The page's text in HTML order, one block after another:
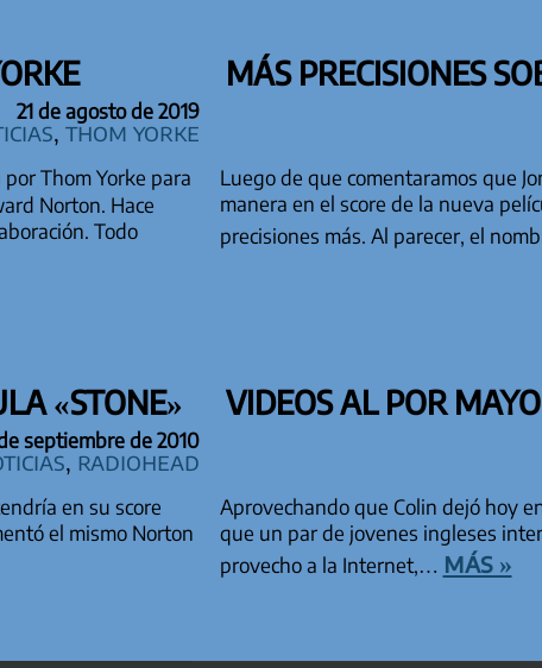
21 de agosto de 2019
Thom Yorke
Thom Yorke para
Norton. Hace
Todo
MÁS PRECISIONES
Luego de que comentaramos que
manera en el score de la nueva
precisiones más. Al parecer, el
«STONE»
septiembre de 2010
Radiohead
en su score
el mismo Norton
VIDEOS AL POR
Aprovechando que Colin dejó hoy
que un par de jovenes ingleses
provecho a la Internet,… más »